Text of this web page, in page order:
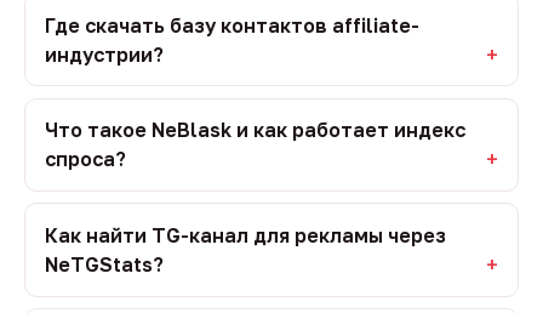
Где скачать базу контактов affiliate-
индустрии?
Что такое NeBlask и как работает индекс
спроса?
Как найти TG-канал для рекламы через
NeTGStats?